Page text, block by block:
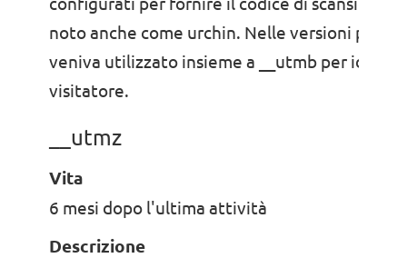
noto anche come urchin. Nelle versioni
veniva utilizzato insieme a __utmb per
visitatore.
__utmz
Vita
6 mesi dopo l'ultima attività
Descrizione